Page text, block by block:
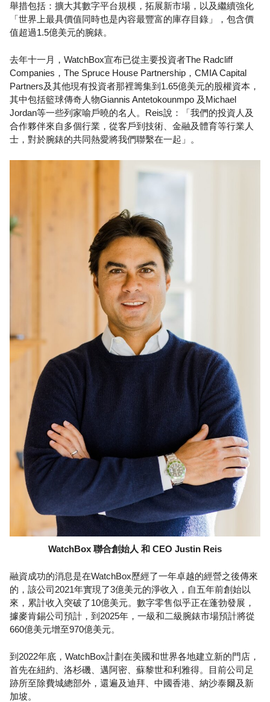
舉措包括：擴大其數字平台規模，拓展新市場，以及繼續強化
「世界上最具價值同時也是內容最豐富的庫存目錄」，包含價
值超過1.5億美元的腕錶。
去年十一月，WatchBox宣布已從主要投資者The Radcliff
Companies，The Spruce House Partnership，CMIA Capital
Partners及其他現有投資者那裡籌集到1.65億美元的股權資本，
其中包括籃球傳奇人物Giannis Antetokounmpo 及Michael
Jordan等一些列家喻戶曉的名人。Reis說：「我們的投資人及
合作夥伴來自多個行業，從客戶到技術、金融及體育等行業人
士，對於腕錶的共同熱愛將我們聯繫在一起」。
WatchBox 聯合創始人 和 CEO Justin Reis
融資成功的消息是在WatchBox歷經了一年卓越的經營之後傳來
的，該公司2021年實現了3億美元的淨收入，自五年前創始以
來，累計收入突破了10億美元。數字零售似乎正在蓬勃發展，
據麥肯錫公司預計，到2025年，一級和二級腕錶市場預計將從
660億美元增至970億美元。
到2022年底，WatchBox計劃在美國和世界各地建立新的門店，
首先在紐約、洛杉磯、邁阿密、蘇黎世和利雅得。目前公司足
跡所至除費城總部外，還遍及迪拜、中國香港、納沙泰爾及新
加坡。